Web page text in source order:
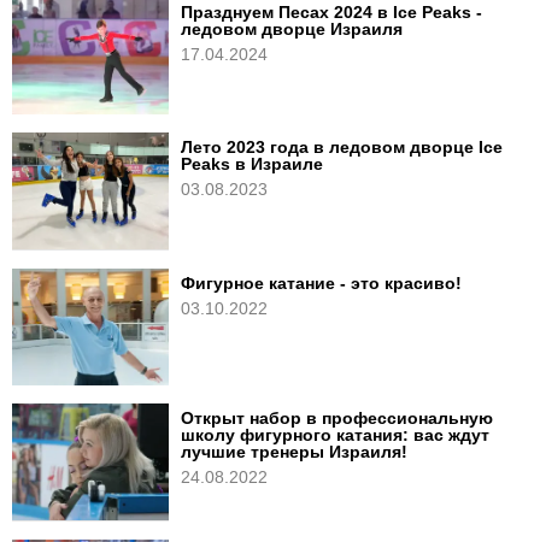
Празднуем Песах 2024 в Ice Peaks -
ледовом дворце Израиля
17.04.2024
Лето 2023 года в ледовом дворце Ice
Peaks в Израиле
03.08.2023
Фигурное катание - это красиво!
03.10.2022
Открыт набор в профессиональную
школу фигурного катания: вас ждут
лучшие тренеры Израиля!
24.08.2022